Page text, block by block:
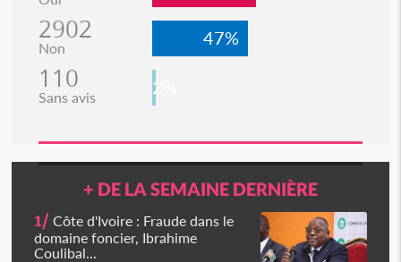
2902
Non 47%
110
Sans avis 2%
+ DE LA SEMAINE DERNIÈRE
1/ Côte d'Ivoire : Fraude dans le
domaine foncier, Ibrahime
Coulibal...